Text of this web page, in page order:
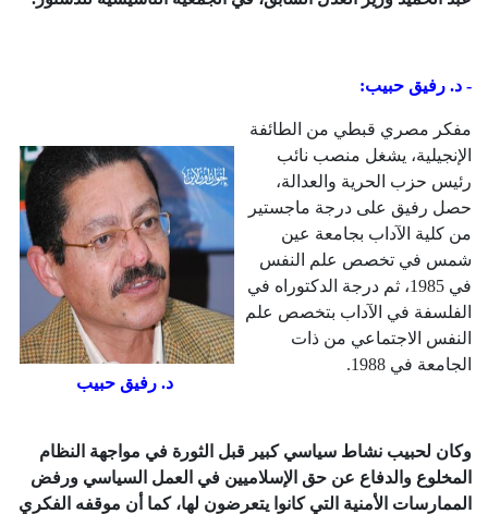
- د. رفيق حبيب:
د. رفيق حبيب
مفكر مصري قبطي من الطائفة
الإنجيلية، يشغل منصب نائب
رئيس حزب الحرية والعدالة،
حصل رفيق على درجة ماجستير
من كلية الآداب بجامعة عين
شمس في تخصص علم النفس
في 1985، ثم درجة الدكتوراه في
الفلسفة في الآداب بتخصص علم
النفس الاجتماعي من ذات
الجامعة في 1988.
وكان لحبيب نشاط سياسي كبير قبل الثورة في مواجهة النظام
المخلوع والدفاع عن حق الإسلاميين في العمل السياسي ورفض
الممارسات الأمنية التي كانوا يتعرضون لها، كما أن موقفه الفكري